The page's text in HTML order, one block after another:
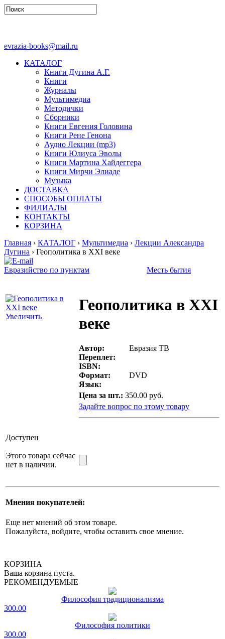
evrazia-books@mail.ru
КАТАЛОГ
Книги Дугина А.Г.
Книги
Журналы
Мультимедиа
Методички
Сборники
Книги Евгения Головина
Книги Рене Генона
Аудио Лекции (mp3)
Книги Юлиуса Эволы
Книги Мартина Хайдеггера
Книги Мирчи Элиаде
Музыка
ДОСТАВКА
СПОСОБЫ ОПЛАТЫ
ФИЛИАЛЫ
КОНТАКТЫ
КОРЗИНА
Главная › КАТАЛОГ › Мультимедиа › Лекции Александра
Дугина › Геополитика в XXI веке
Евразийство по пунктам Месть бытия
Увеличить
Геополитика в XXI
веке
Автор:
Евразия ТВ
Переплет:
ISBN:
Формат:
DVD
Язык:
Цена за шт.: 350.00 руб.
Задайте вопрос по этому товару
Доступен
Этого товара сейчас
нет в наличии.
Мнения покупателей:
Еще нет мнений об этом товаре.
Пожалуйста, войдите, чтобы оставить свое мнение.
КОРЗИНА
Ваша корзина пуста.
РЕКОМЕНДУЕМЫЕ
Философия традиционализма
300.00
Философия политики
300.00